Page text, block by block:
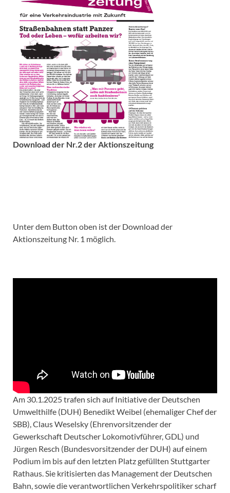
Download der Nr.2 der Aktionszeitung
Unter dem Button oben ist der Download der
Aktionszeitung Nr. 1 möglich.
Am 30.1.2025 trafen sich auf Initiative der Deutschen
Umwelthilfe (DUH) Benedikt Weibel (ehemaliger Chef der
SBB), Claus Weselsky (Ehrenvorsitzender der
Gewerkschaft Deutscher Lokomotivführer, GDL) und
Jürgen Resch (Bundesvorsitzender der DUH) auf einem
Podium im bis auf den letzten Platz gefüllten Stuttgarter
Rathaus. Sie kritisierten das Management der Deutschen
Bahn, sowie die verantwortlichen Verkehrspolitiker scharf